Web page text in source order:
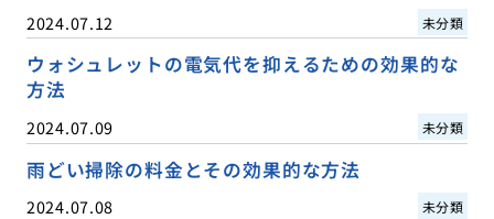
2024.07.12 未分類
ウォシュレットの電気代を抑えるための効果的な
方法
2024.07.09 未分類
雨どい掃除の料金とその効果的な方法
2024.07.08 未分類